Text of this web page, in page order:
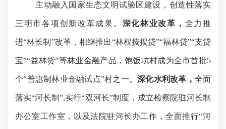
主动融入国家生态文明试验区建设，创造性落实
三明市各项创新改革成果。 深化林业改革， 全力推
进“林长制”改革，相继推出“林权按揭贷”“福林贷”“支贷
宝”“益林贷”等林业金融产品，饱饭坑村成为全市首批5
个“普惠制林业金融试点”村之一。 深化水利改革， 全面
落实“河长制”,实行“双河长”制度，成立检察院驻河长制
办公室工作室，以及法院驻河长办工作，全面推行“河